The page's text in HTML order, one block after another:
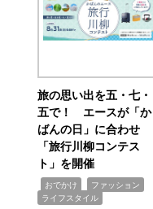
旅の思い出を五・七・
五で！ エースが「か
ばんの日」に合わせ
「旅行川柳コンテス
ト」を開催
おでかけ ファッション
ライフスタイル